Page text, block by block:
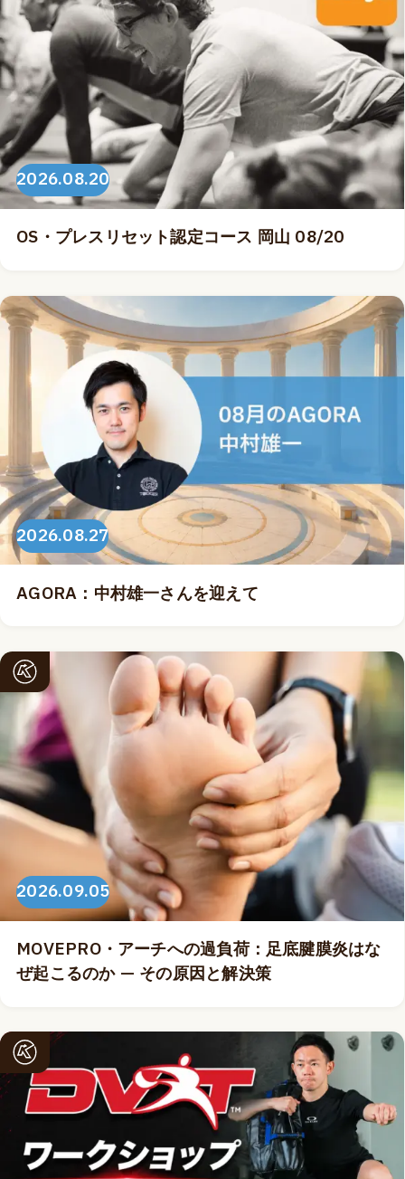
2026.08.20
OS・プレスリセット認定コース 岡山 08/20
2026.08.27
AGORA：中村雄一さんを迎えて
2026.09.05
MOVEPRO・アーチへの過負荷：足底腱膜炎はな
ぜ起こるのか — その原因と解決策